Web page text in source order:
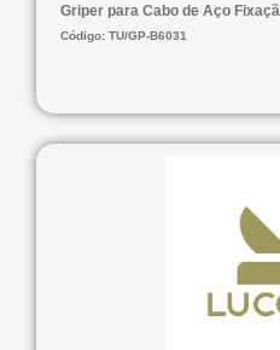
Griper para Cabo de Aço
Código: TU/GP-B6031